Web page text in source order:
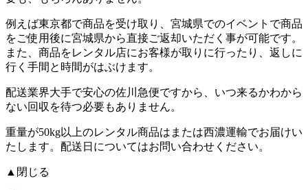
例えば東京都で商品を受け取り、宮城県でのイベントで商品
をご使用後に宮城県から直接ご返却いただく事が可能です。
また、商品をレンタル店にお客様が取りに行ったり、返しに
行く手間と時間がはぶけます。
配送業界大手で安心の佐川急便ですから、 いつ来るかわから
ない回収を待つ必要もありません。
重量が50kg以上のレンタル商品はまたは西濃運輸でお届けい
たします。配送日についてはお問い合わせください。
▲閉じる